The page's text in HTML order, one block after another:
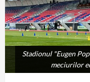
Stadionul "Eugen
meciurilor
Stadionul "Eugen
meciurilor